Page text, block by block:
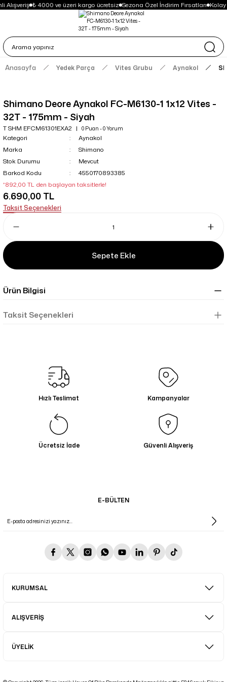
Alışveriş ₺ 4000 ve üzeri kargo ücretsiz Sezona Özel İndirim Fırsatları Kolay
Anasayfa Yedek Parça Vites Grubu Aynakol
Shimano Deore Aynakol FC-M6130-1 1x12 Vites -
32T - 175mm - Siyah
T SHM EFCM61301EXA2 0 Puan - 0 Yorum
Kategori
Aynakol
Marka
Shimano
Stok Durumu
Mevcut
Barkod Kodu
4550170893385
*892,00 TL den başlayan taksitlerle!
6.690,00 TL
Taksit Seçenekleri
Sepete Ekle
Ürün Bilgisi
Taksit Seçenekleri
Hızlı Teslimat Kampanyalar
Ücretsiz İade Güvenli Alışveriş
E-BÜLTEN
KURUMSAL
ALIŞVERİŞ
ÜYELİK